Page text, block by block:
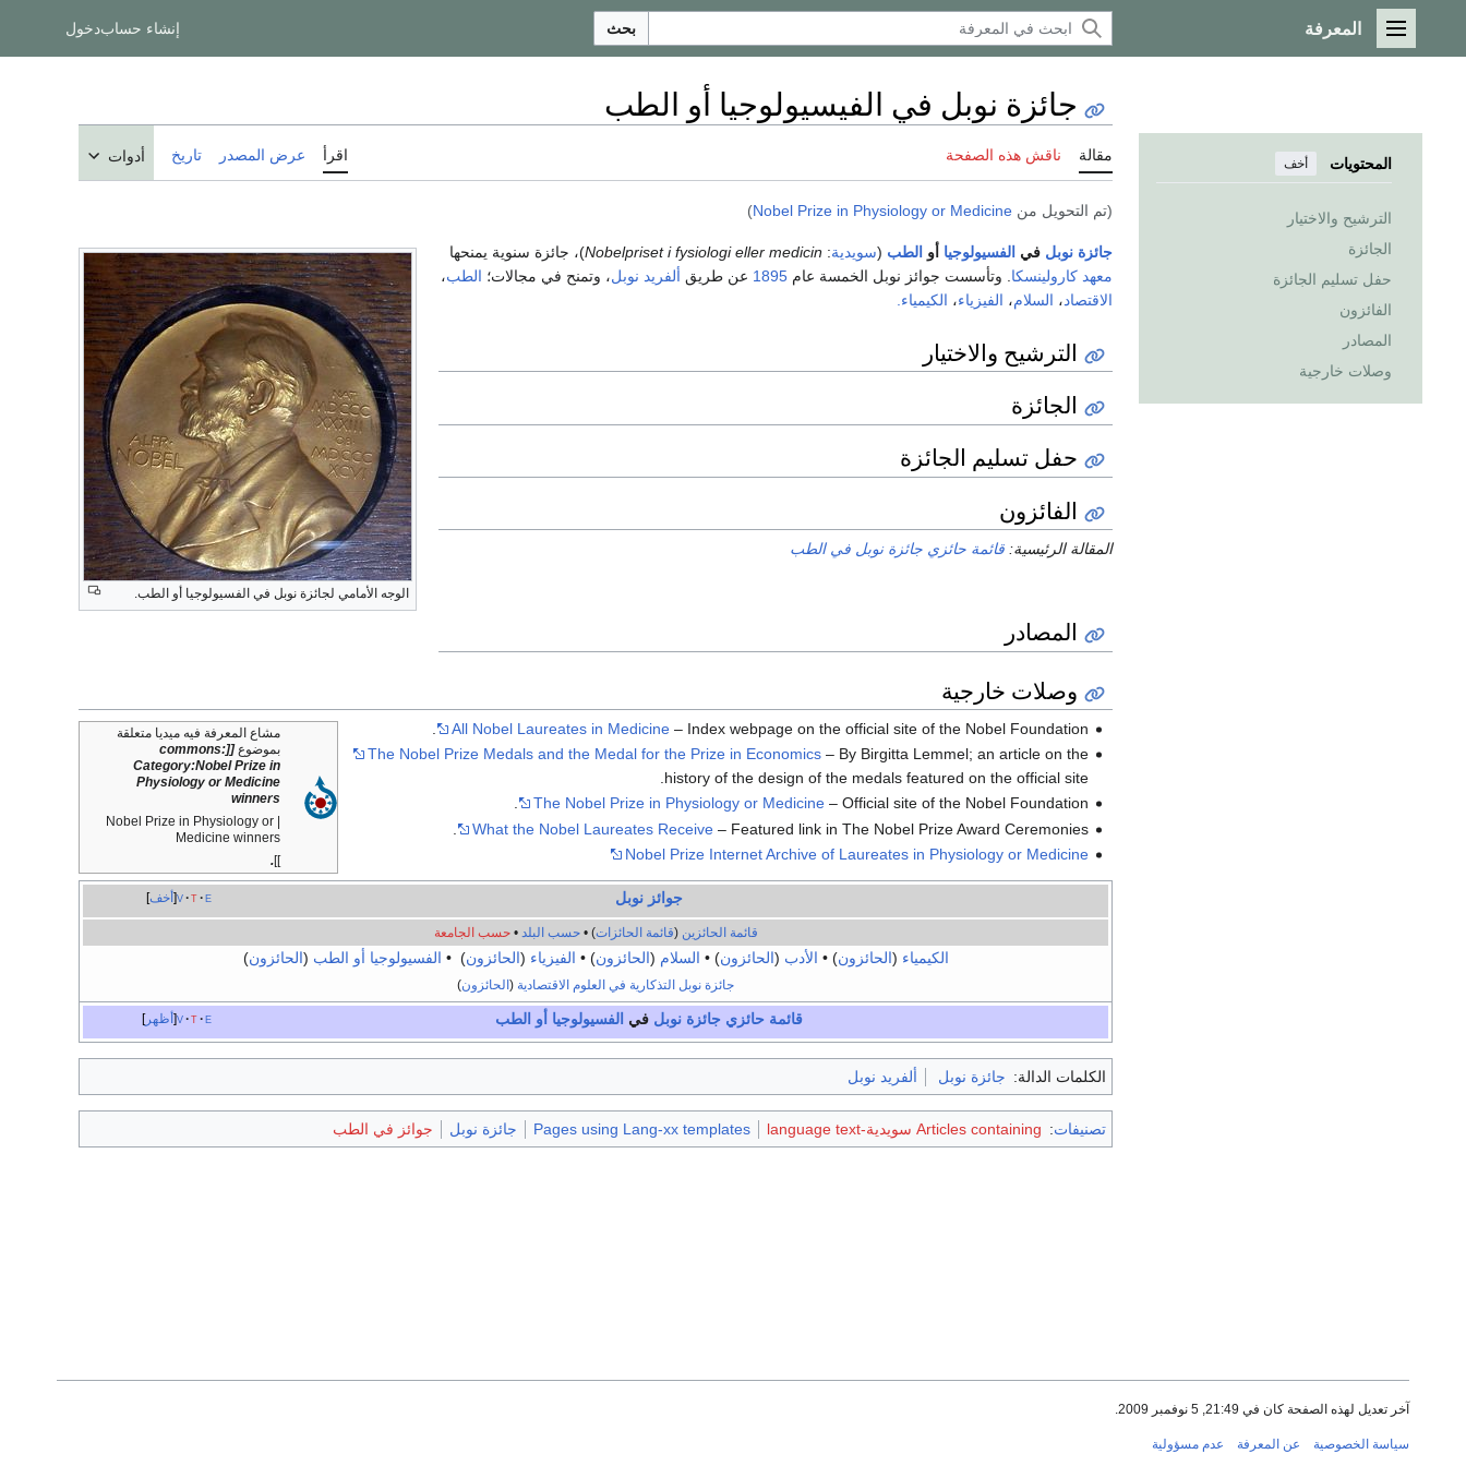
القائمة الرئيسية
المعرفة بحث إنشاء حسابدخول
المحتويات أخف
الترشيح والاختيار
الجائزة
حفل تسليم الجائزة
الفائزون
المصادر
وصلات خارجية
جائزة نوبل في الفيسيولوجيا أو الطب
مقالة ناقش هذه الصفحة اقرأ عرض المصدر تاريخ أدوات
(تم التحويل من Nobel Prize in Physiology or Medicine
)
الوجه الأمامي لجائزة نوبل في الفسيولوجيا أو الطب.
جائزة نوبل في الفسيولوجيا أو الطب (سويدية:
Nobelpriset i fysiologi eller medicin)، جائزة سنوية يمنحها
معهد كارولينسكا . وتأسست جوائز نوبل الخمسة عام 1895 عن طريق ألفريد نوبل، وتمنح في مجالات؛ الطب،
الاقتصاد، السلام، الفيزياء، الكيمياء.
الترشيح والاختيار
الجائزة
حفل تسليم الجائزة
الفائزون
المقالة الرئيسية: قائمة حائزي جائزة نوبل في الطب
المصادر
وصلات خارجية
مشاع المعرفة فيه ميديا متعلقة
بموضوع [[commons:
Category:Nobel Prize in
Physiology or Medicine
winners
| Nobel Prize in Physiology or
Medicine winners
]]
.
All Nobel Laureates in Medicine– Index webpage on the official site of the Nobel Foundation.
The Nobel Prize Medals and the Medal for the Prize in Economics– By Birgitta Lemmel; an article on the
history of the design of the medals featured on the official site.
The Nobel Prize in Physiology or Medicine– Official site of the Nobel Foundation.
What the Nobel Laureates Receive– Featured link in The Nobel Prize Award Ceremonies.
Nobel Prize Internet Archive of Laureates in Physiology or Medicine
أخف v t e جوائز نوبل
قائمة الحائزين (قائمة الحائزات) •حسب البلد •حسب الجامعة
الكيمياء (الحائزون) • الأدب (الحائزون) • السلام (الحائزون) • الفيزياء (الحائزون) • الفسيولوجيا أو الطب (الحائزون)
جائزة نوبل التذكارية في العلوم الاقتصادية (الحائزون)
أظهر v t e قائمة حائزي جائزة نوبل في الفسيولوجيا أو الطب
الكلمات الدالة: جائزة نوبل ألفريد نوبل
تصنيفات: Articles containing سويدية-language text Pages using Lang-xx templates جائزة نوبل جوائز في الطب
آخر تعديل لهذه الصفحة كان في 21:49, 5 نوفمبر 2009.
سياسة الخصوصية عن المعرفة عدم مسؤولية